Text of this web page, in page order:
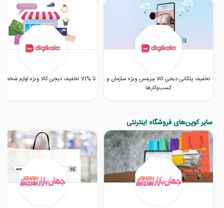
تخفیف پلکانی دیجی کالا بیزینس ویژه سازمان و
کسب‌‌وکارها
تا %71 تخفیف دیجی کالا ویژه لوازم شخصی برقی
سایر کوپن‌های فروشگاه اینترنتی